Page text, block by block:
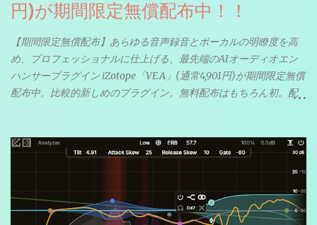
円)が期間限定無償配布中！！
【期間限定無償配布】あらゆる音声録音とボーカルの明瞭度を高
め、プロフェッショナルに仕上げる、最先端のAIオーディオエン
ハンサープラグイン iZotope「VEA」(通常4,901円)が期間限定無償
配布中。比較的新しめのプラグイン。無料配布はもちろん初。配